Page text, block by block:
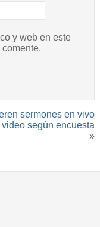
y web en este
sermones en vivo
según encuesta
»